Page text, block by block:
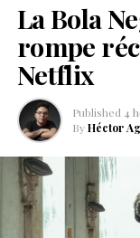
La Bola
rompe
Netflix
Published 4
By Héctor